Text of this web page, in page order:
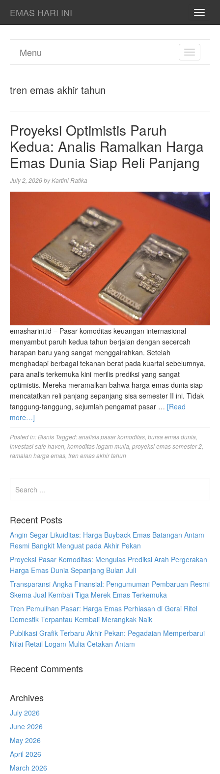
EMAS HARI INI
TOGGLE
Menu
tren emas akhir tahun
Proyeksi Optimistis Paruh
Kedua: Analis Ramalkan Harga
Emas Dunia Siap Reli Panjang
July 2, 2026byKartini Ratika
emasharini.id – Pasar komoditas keuangan internasional
menyambut paruh kedua tahun berjalan dengan secercah
harapan baru yang sangat menggairahkan. Setelah
menghadapi berbagai tekanan berat pada kuartal sebelumnya,
para analis terkemuka kini merilis prediksi yang sangat
optimistis. Mereka meramalkan bahwa harga emas dunia siap
mencatatkan reli panjang sepanjang sisa semester II ini. Tidak
tanggung-tanggung, sejumlah pengamat pasar … [Read
more…]
Posted in:Bisnis Tagged:analisis pasar komoditas bursa emas dunia
investasi safe haven komoditas logam mulia proyeksi emas semester 2
ramalan harga emas tren emas akhir tahun
Recent Posts
Angin Segar Likuiditas: Harga Buyback Emas Batangan Antam
Resmi Bangkit Menguat pada Akhir Pekan
Proyeksi Pasar Komoditas: Mengulas Prediksi Arah Pergerakan
Harga Emas Dunia Sepanjang Bulan Juli
Transparansi Angka Finansial: Pengumuman Pembaruan Resmi
Skema Jual Kembali Tiga Merek Emas Terkemuka
Tren Pemulihan Pasar: Harga Emas Perhiasan di Gerai Ritel
Domestik Terpantau Kembali Merangkak Naik
Publikasi Grafik Terbaru Akhir Pekan: Pegadaian Memperbarui
Nilai Retail Logam Mulia Cetakan Antam
Recent Comments
Archives
July 2026
June 2026
May 2026
April 2026
March 2026